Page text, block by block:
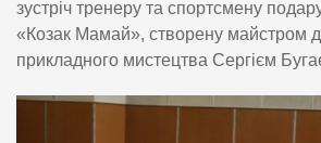
зустріч тренеру та спортсмену
«Козак Мамай», створену майстром
прикладного мистецтва Сергієм